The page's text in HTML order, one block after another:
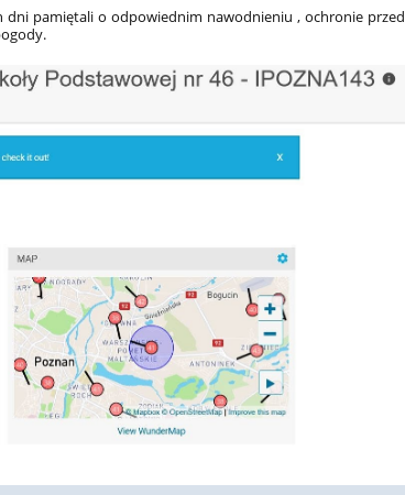
dni pamiętali o odpowiednim nawodnieniu , ochronie przed